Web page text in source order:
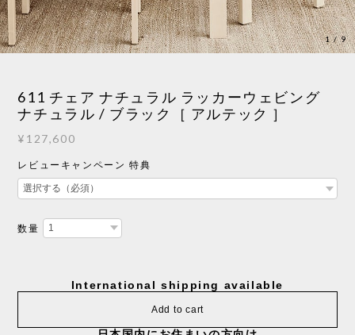
1/9
611 チェア ナチュラル ラッカーウェビング
ナチュラル / ブラック［ アルテック ］
¥127,600
レビューキャンペーン 特典
数量
International shipping available
Add to cart